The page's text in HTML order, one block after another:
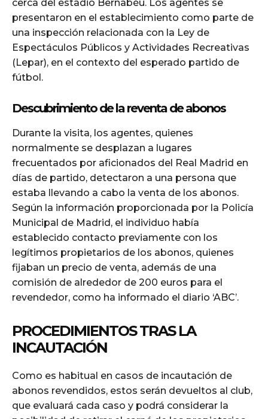
cerca del estadio Bernabéu. Los agentes se
presentaron en el establecimiento como parte de
una inspección relacionada con la Ley de
Espectáculos Públicos y Actividades Recreativas
(Lepar), en el contexto del esperado partido de
fútbol.
Descubrimiento de la reventa de abonos
Durante la visita, los agentes, quienes
normalmente se desplazan a lugares
frecuentados por aficionados del Real Madrid en
días de partido, detectaron a una persona que
estaba llevando a cabo la venta de los abonos.
Según la información proporcionada por la Policía
Municipal de Madrid, el individuo había
establecido contacto previamente con los
legítimos propietarios de los abonos, quienes
fijaban un precio de venta, además de una
comisión de alrededor de 200 euros para el
revendedor, como ha informado el diario ‘ABC’.
PROCEDIMIENTOS TRAS LA
INCAUTACIÓN
Como es habitual en casos de incautación de
abonos revendidos, estos serán devueltos al club,
que evaluará cada caso y podrá considerar la